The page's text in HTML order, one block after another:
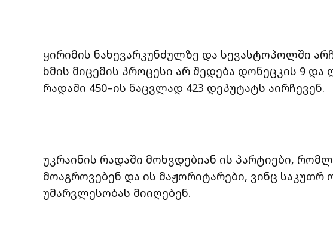
ყირიმის ნახევარკუნძულზე და სევასტოპოლში
ხმის მიცემის პროცესი არ შედება დონეცკის 9 და
რადაში 450–ის ნაცვლად 423 დეპუტატს აირჩევენ.
უკრაინის რადაში მოხვდებიან ის პარტიები,
მოაგროვებენ და ის მაჟორიტარები, ვინც საკუთრ
უმარვლესობას მიიღებენ.